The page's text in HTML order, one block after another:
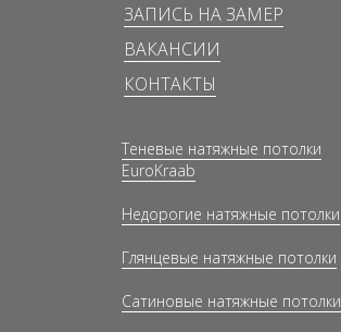
Теневые натяжные потолки
EuroKraab
Недорогие натяжные потолки
Глянцевые натяжные потолки
Сатиновые натяжные потолки
ЗАПИСЬ НА ЗАМЕР
ВАКАНСИИ
КОНТАКТЫ